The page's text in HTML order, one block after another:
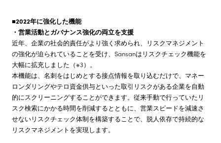
■2022年に強化した機能
・営業活動とガバナンス強化の両立を支援
近年、企業の社会的責任がより強く求められ、リスクマネジメント
の強化が迫られていることを受け、Sansanはリスクチェック機能を
大幅に拡充しました（※3）。
本機能は、名刺をはじめとする接点情報を取り込むだけで、マネー
ロンダリングやテロ資金供与といった取引リスクがある企業を自動
的にスクリーニングすることができます。従来手動で行っていたリ
スク検索にかかる時間を削減するとともに、営業スピードを減速さ
せないリスクチェック体制を構築することで、脱人依存で持続的な
リスクマネジメントを実現します。